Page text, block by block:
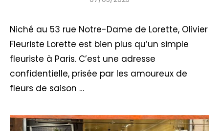
Niché au 53 rue Notre-Dame de Lorette, Olivier
Fleuriste Lorette est bien plus qu’un simple
fleuriste à Paris. C’est une adresse
confidentielle, prisée par les amoureux de
fleurs de saison …